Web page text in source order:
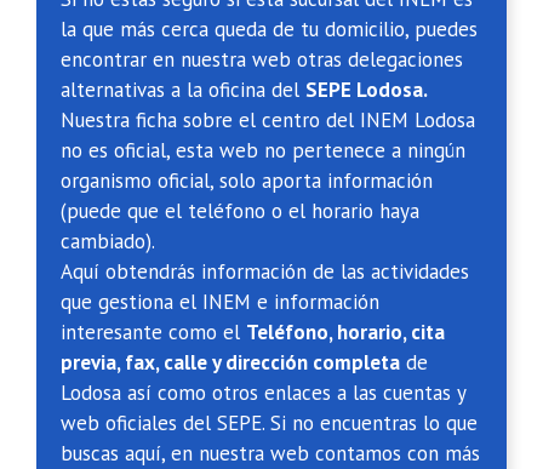
la que más cerca queda de tu domicilio, puedes
encontrar en nuestra web otras delegaciones
alternativas a la oficina del SEPE Lodosa.
Nuestra ficha sobre el centro del INEM Lodosa
no es oficial, esta web no pertenece a ningún
organismo oficial, solo aporta información
(puede que el teléfono o el horario haya
cambiado).
Aquí obtendrás información de las actividades
que gestiona el INEM e información
interesante como el Teléfono, horario, cita
previa, fax, calle y dirección completa de
Lodosa así como otros enlaces a las cuentas y
web oficiales del SEPE. Si no encuentras lo que
buscas aquí, en nuestra web contamos con más